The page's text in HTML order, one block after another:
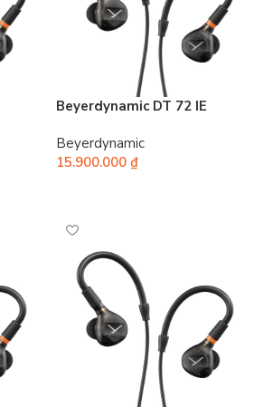
Beyerdynamic DT 72 IE
Beyerdynamic
15.900.000 ₫